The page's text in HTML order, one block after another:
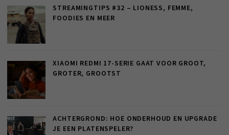
STREAMINGTIPS #32 – LIONESS, FEMME,
FOODIES EN MEER
XIAOMI REDMI 17-SERIE GAAT VOOR GROOT,
GROTER, GROOTST
ACHTERGROND: HOE ONDERHOUD EN UPGRADE
JE EEN PLATENSPELER?